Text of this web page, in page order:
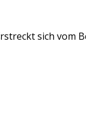
sich vom